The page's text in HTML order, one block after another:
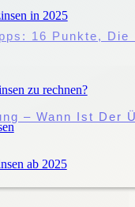
Droht
Liegen Die
16 Punkte,
– Wann Ist Der
in 2025
zu rechnen?
ab 2025